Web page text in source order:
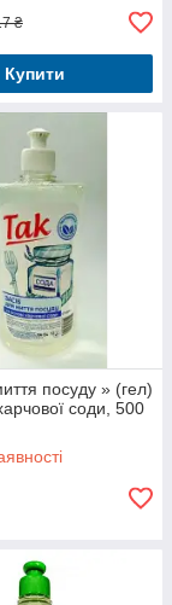
₴
Купити
посуду » (гел)
соди, 500